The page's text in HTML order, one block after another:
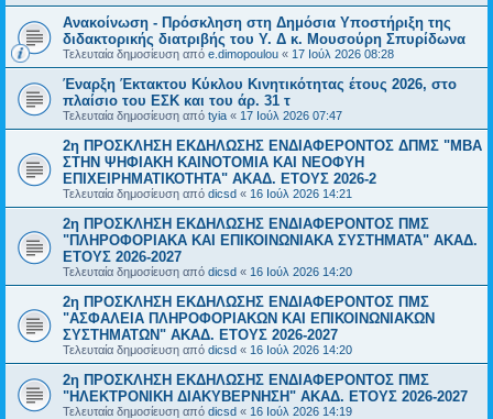
Ανακοίνωση - Πρόσκληση στη Δημόσια Υποστήριξη της
διδακτορικής διατριβής του Υ. Δ κ. Μουσούρη Σπυρίδωνα
Τελευταία δημοσίευση από e.dimopoulou « 17 Ιούλ 2026 08:28
Έναρξη Έκτακτου Κύκλου Κινητικότητας έτους 2026, στο
πλαίσιο του ΕΣΚ και του άρ. 31 τ
Τελευταία δημοσίευση από tyia « 17 Ιούλ 2026 07:47
2η ΠΡΟΣΚΛΗΣΗ ΕΚΔΗΛΩΣΗΣ ΕΝΔΙΑΦΕΡΟΝΤΟΣ ΔΠΜΣ "ΜΒΑ
ΣΤΗΝ ΨΗΦΙΑΚΗ ΚΑΙΝΟΤΟΜΙΑ ΚΑΙ ΝΕΟΦΥΗ
ΕΠΙΧΕΙΡΗΜΑΤΙΚΟΤΗΤΑ" ΑΚΑΔ. ΕΤΟΥΣ 2026-2
Τελευταία δημοσίευση από dicsd « 16 Ιούλ 2026 14:21
2η ΠΡΟΣΚΛΗΣΗ ΕΚΔΗΛΩΣΗΣ ΕΝΔΙΑΦΕΡΟΝΤΟΣ ΠΜΣ
"ΠΛΗΡΟΦΟΡΙΑΚΑ ΚΑΙ ΕΠΙΚΟΙΝΩΝΙΑΚΑ ΣΥΣΤΗΜΑΤΑ" ΑΚΑΔ.
ΕΤΟΥΣ 2026-2027
Τελευταία δημοσίευση από dicsd « 16 Ιούλ 2026 14:20
2η ΠΡΟΣΚΛΗΣΗ ΕΚΔΗΛΩΣΗΣ ΕΝΔΙΑΦΕΡΟΝΤΟΣ ΠΜΣ
"ΑΣΦΑΛΕΙΑ ΠΛΗΡΟΦΟΡΙΑΚΩΝ ΚΑΙ ΕΠΙΚΟΙΝΩΝΙΑΚΩΝ
ΣΥΣΤΗΜΑΤΩΝ" ΑΚΑΔ. ΕΤΟΥΣ 2026-2027
Τελευταία δημοσίευση από dicsd « 16 Ιούλ 2026 14:20
2η ΠΡΟΣΚΛΗΣΗ ΕΚΔΗΛΩΣΗΣ ΕΝΔΙΑΦΕΡΟΝΤΟΣ ΠΜΣ
"ΗΛΕΚΤΡΟΝΙΚΗ ΔΙΑΚΥΒΕΡΝΗΣΗ" ΑΚΑΔ. ΕΤΟΥΣ 2026-2027
Τελευταία δημοσίευση από dicsd « 16 Ιούλ 2026 14:19